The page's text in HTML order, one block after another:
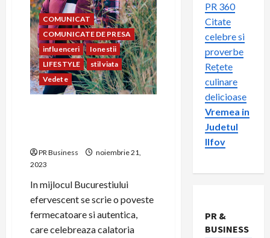
COMUNICAT
COMUNICATE DE PRESA
influenceri
Ionestii
LIFESTYLE
stil viata
Vedete
PR Business
noiembrie 21,
2023
In mijlocul Bucurestiului
efervescent se scrie o poveste
fermecatoare si autentica,
care celebreaza calatoria
PR 360
Citate
celebre si
proverbe
Rețete
culinare
delicioase
Vremea in
Judetul
Ilfov
PR &
BUSINESS